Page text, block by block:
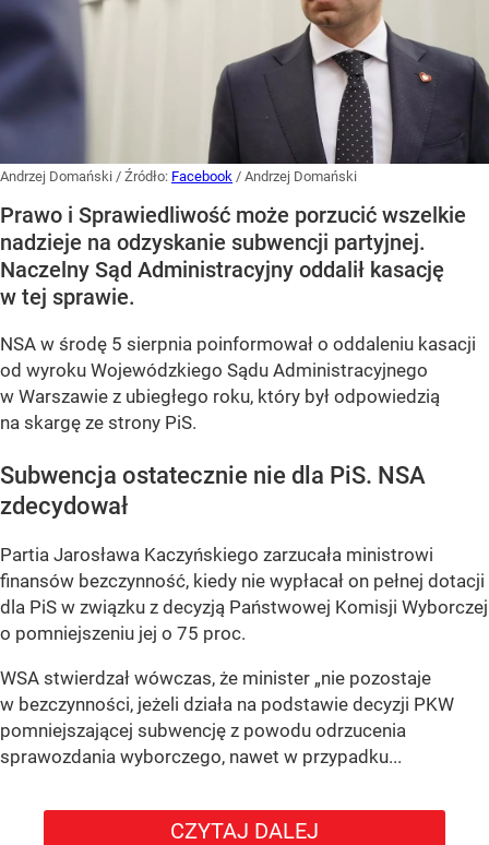
Andrzej Domański / Źródło: Facebook / Andrzej Domański
Prawo i Sprawiedliwość może porzucić wszelkie
nadzieje na odzyskanie subwencji partyjnej.
Naczelny Sąd Administracyjny oddalił kasację
w tej sprawie.
NSA w środę 5 sierpnia poinformował o oddaleniu kasacji
od wyroku Wojewódzkiego Sądu Administracyjnego
w Warszawie z ubiegłego roku, który był odpowiedzią
na skargę ze strony PiS.
Subwencja ostatecznie nie dla PiS. NSA
zdecydował
Partia Jarosława Kaczyńskiego zarzucała ministrowi
finansów bezczynność, kiedy nie wypłacał on pełnej dotacji
dla PiS w związku z decyzją Państwowej Komisji Wyborczej
o pomniejszeniu jej o 75 proc.
WSA stwierdzał wówczas, że minister „nie pozostaje
w bezczynności, jeżeli działa na podstawie decyzji PKW
pomniejszającej subwencję z powodu odrzucenia
sprawozdania wyborczego, nawet w przypadku...
CZYTAJ DALEJ